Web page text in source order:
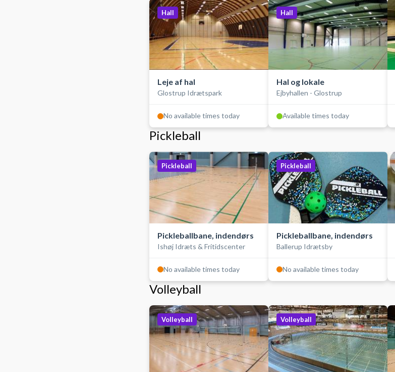
Hall
Leje af hal
Glostrup Idrætspark
No available times today
Hall
Hal og lokale
Ejbyhallen - Glostrup
Available times today
Pickleball
Pickleball
Pickleballbane, indendørs
Ishøj Idræts & Fritidscenter
No available times today
Pickleball
Pickleballbane, indendørs
Ballerup Idrætsby
No available times today
Volleyball
Volleyball Volleyball